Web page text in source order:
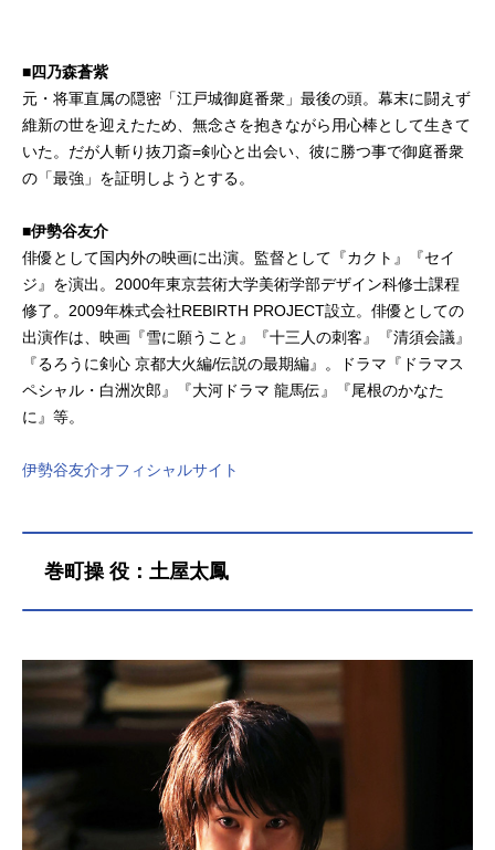
■四乃森蒼紫
元・将軍直属の隠密「江戸城御庭番衆」最後の頭。幕末に闘えず
維新の世を迎えたため、無念さを抱きながら用心棒として生きて
いた。だが人斬り抜刀斎=剣心と出会い、彼に勝つ事で御庭番衆
の「最強」を証明しようとする。
■伊勢谷友介
俳優として国内外の映画に出演。監督として『カクト』『セイ
ジ』を演出。2000年東京芸術大学美術学部デザイン科修士課程
修了。2009年株式会社REBIRTH PROJECT設立。俳優としての
出演作は、映画『雪に願うこと』『十三人の刺客』『清須会議』
『るろうに剣心 京都大火編/伝説の最期編』。ドラマ『ドラマス
ペシャル・白洲次郎』『大河ドラマ 龍馬伝』『尾根のかなた
に』等。
伊勢谷友介オフィシャルサイト
巻町操 役：土屋太鳳